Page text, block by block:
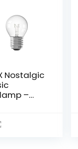
Nostalgic
–
– 10W